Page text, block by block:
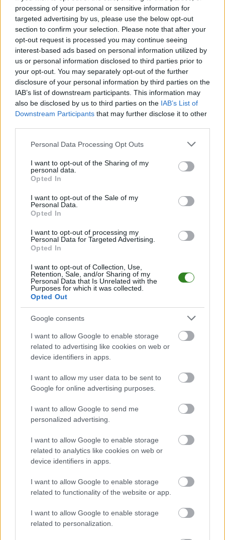
processing of your personal or sensitive information for
targeted advertising by us, please use the below opt-out
section to confirm your selection. Please note that after your
opt-out request is processed you may continue seeing
interest-based ads based on personal information utilized by
us or personal information disclosed to third parties prior to
your opt-out. You may separately opt-out of the further
disclosure of your personal information by third parties on the
IAB’s list of downstream participants. This information may
also be disclosed by us to third parties on the IAB’s List of
Downstream Participants that may further disclose it to other
Please note that this website/app uses one or more Google
not limited to your visit or usage behaviour. You may click to
grant or deny consent to Google and its third-party tags to
use your data for below specified purposes in below Google
consent section.
Personal Data Processing Opt Outs
I want to opt-out of the Sharing of my
personal data.
Opted In
I want to opt-out of the Sale of my
Personal Data.
Opted In
I want to opt-out of processing my
Personal Data for Targeted Advertising.
Opted In
I want to opt-out of Collection, Use,
Retention, Sale, and/or Sharing of my
Personal Data that Is Unrelated with the
Purposes for which it was collected.
Opted Out
Google consents
I want to allow Google to enable storage
related to advertising like cookies on web or
device identifiers in apps.
I want to allow my user data to be sent to
Google for online advertising purposes.
I want to allow Google to send me
personalized advertising.
I want to allow Google to enable storage
related to analytics like cookies on web or
device identifiers in apps.
I want to allow Google to enable storage
related to functionality of the website or app.
I want to allow Google to enable storage
related to personalization.
2026-06-06 23:29
KS DevelopRes Rzeszów poinformował o podpisaniu kontraktu
z nową atakującą. W sezonie 2026/27 punkty z prawego
skrzydła będzie zdobyć Mika Grbavica, która do stolicy
Podkarpacia przeniosła się z FC Porto.&nbsp;&nbsp; &nbsp;
Rzeszowski klub kontynuuje wzmacnianie składu na
nadchodzące ...
Czytaj więcej
DevelopRes
Rzeszów ma nową
środkową! To
reprezentantka
2026-06-04 18:38
Uliana Kotar została siatkarką KS DevelopRes Rzeszów. Po Alicji
Ukrainka jest trzecim transferem podczas tego okienka.&nbsp;
&nbsp; Wicemistrz Polski kontynuuje ogłaszanie nowych
Czytaj więcej
KS DevelopRes
Rzeszów wzmacnia
linię przyjęcia.
Czeszka dołączyła
2026-06-03 16:35
KS DevelopRes Rzeszów ogłosił nową zawodniczkę. Do
wicemistrzyń Polski z francuskiego Levallois Paris Saint-Cloud
dołączyła Magdalena Bukovská, zamykając tym samym
formację przyjęcia.&nbsp; &nbsp; Rzeszowski klub
poinformował o drugim wzmocnieniu podczas letniego okienka
transferoweg...
Developres Rzeszów - wszystkie powiązane newsy